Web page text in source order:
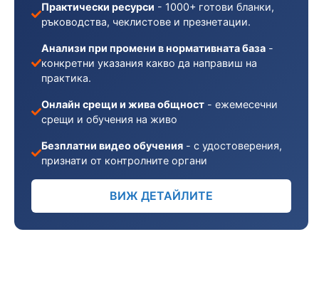
Практически ресурси - 1000+ готови бланки,
ръководства, чеклистове и презнетации.
Анализи при промени в нормативната база -
конкретни указания какво да направиш на
практика.
Онлайн срещи и жива общност - ежемесечни
срещи и обучения на живо
Безплатни видео обучения - с удостоверения,
признати от контролните органи
ВИЖ ДЕТАЙЛИТЕ